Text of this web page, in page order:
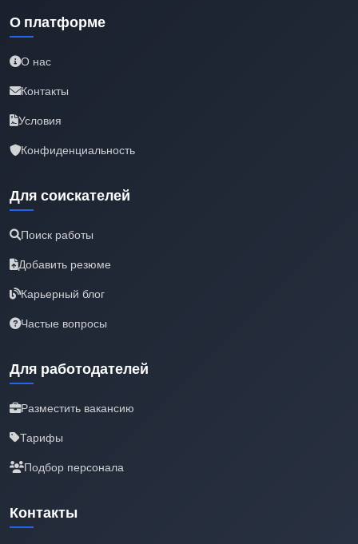
О платформе
О нас
Контакты
Условия
Конфиденциальность
Для соискателей
Поиск работы
Добавить резюме
Карьерный блог
Частые вопросы
Для работодателей
Разместить вакансию
Тарифы
Подбор персонала
Контакты